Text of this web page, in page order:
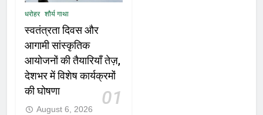
धरोहर शौर्य गाथा
स्वतंत्रता दिवस और
आगामी सांस्कृतिक
आयोजनों की तैयारियाँ तेज़,
देशभर में विशेष कार्यक्रमों
की घोषणा
01
August 6, 2026